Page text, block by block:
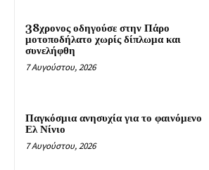
38χρονος οδηγούσε στην Πάρο
μοτοποδήλατο χωρίς δίπλωμα και
συνελήφθη
7 Αυγούστου, 2026
Παγκόσμια ανησυχία για το φαινόμενο
Ελ Νίνιο
7 Αυγούστου, 2026